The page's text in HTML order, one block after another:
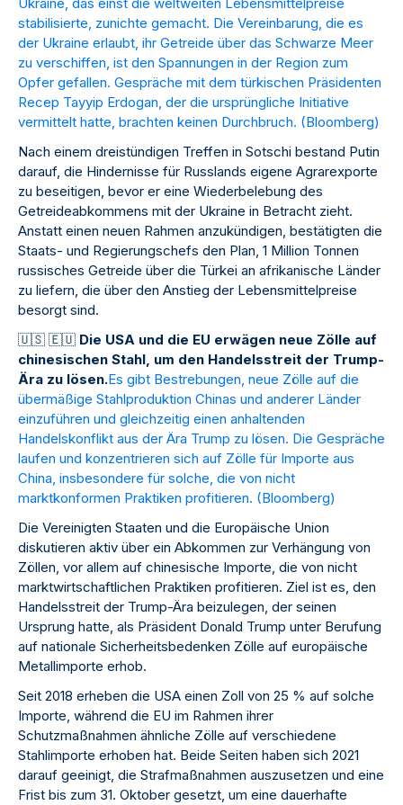
Ukraine, das einst die weltweiten Lebensmittelpreise
stabilisierte, zunichte gemacht. Die Vereinbarung, die es
der Ukraine erlaubt, ihr Getreide über das Schwarze Meer
zu verschiffen, ist den Spannungen in der Region zum
Opfer gefallen. Gespräche mit dem türkischen Präsidenten
Recep Tayyip Erdogan, der die ursprüngliche Initiative
vermittelt hatte, brachten keinen Durchbruch. (Bloomberg)
Nach einem dreistündigen Treffen in Sotschi bestand Putin
darauf, die Hindernisse für Russlands eigene Agrarexporte
zu beseitigen, bevor er eine Wiederbelebung des
Getreideabkommens mit der Ukraine in Betracht zieht.
Anstatt einen neuen Rahmen anzukündigen, bestätigten die
Staats- und Regierungschefs den Plan, 1 Million Tonnen
russisches Getreide über die Türkei an afrikanische Länder
zu liefern, die über den Anstieg der Lebensmittelpreise
besorgt sind.
🇺🇸 🇪🇺 Die USA und die EU erwägen neue Zölle auf
chinesischen Stahl, um den Handelsstreit der Trump-
Ära zu lösen.Es gibt Bestrebungen, neue Zölle auf die
übermäßige Stahlproduktion Chinas und anderer Länder
einzuführen und gleichzeitig einen anhaltenden
Handelskonflikt aus der Ära Trump zu lösen. Die Gespräche
laufen und konzentrieren sich auf Zölle für Importe aus
China, insbesondere für solche, die von nicht
marktkonformen Praktiken profitieren. (Bloomberg)
Die Vereinigten Staaten und die Europäische Union
diskutieren aktiv über ein Abkommen zur Verhängung von
Zöllen, vor allem auf chinesische Importe, die von nicht
marktwirtschaftlichen Praktiken profitieren. Ziel ist es, den
Handelsstreit der Trump-Ära beizulegen, der seinen
Ursprung hatte, als Präsident Donald Trump unter Berufung
auf nationale Sicherheitsbedenken Zölle auf europäische
Metallimporte erhob.
Seit 2018 erheben die USA einen Zoll von 25 % auf solche
Importe, während die EU im Rahmen ihrer
Schutzmaßnahmen ähnliche Zölle auf verschiedene
Stahlimporte erhoben hat. Beide Seiten haben sich 2021
darauf geeinigt, die Strafmaßnahmen auszusetzen und eine
Frist bis zum 31. Oktober gesetzt, um eine dauerhafte